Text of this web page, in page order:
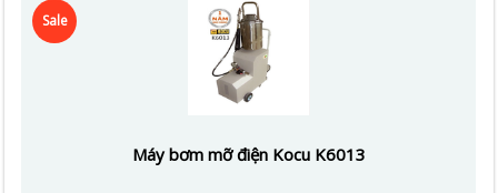
Sale
Máy bơm mỡ điện Kocu K6013